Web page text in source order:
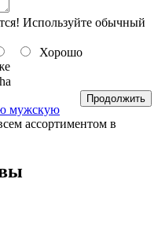
Используйте обычный
Хорошо
Продолжить
мужскую
ассортиментом в